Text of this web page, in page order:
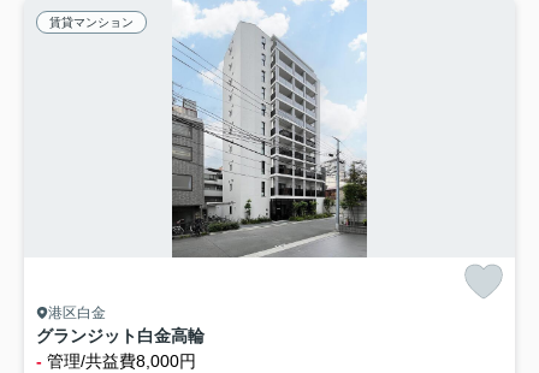
賃貸マンション
港区白金
グランジット白金高輪
- 管理/共益費8,000円